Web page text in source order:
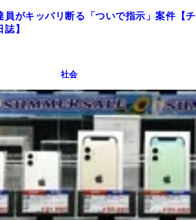
員がキッパリ断る「ついで指示」案件【チ
】
社会